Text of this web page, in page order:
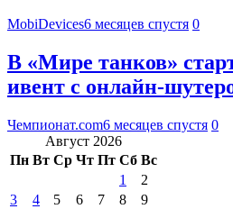
MobiDevices6 месяцев спустя 0
В «Мире танков»
ивент с онлайн-
Чемпионат.com6 месяцев спустя 0
Август 2026
Пн Вт Ср Чт Пт Сб Вс
1
2
3
4 5 6 7 8
9